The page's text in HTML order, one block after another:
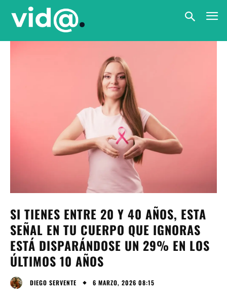
SI TIENES ENTRE 20 Y 40 AÑOS, ESTA
SEÑAL EN TU CUERPO QUE IGNORAS
ESTÁ DISPARÁNDOSE UN 29% EN LOS
ÚLTIMOS 10 AÑOS
DIEGO SERVENTE 6 MARZO, 2026 08:15